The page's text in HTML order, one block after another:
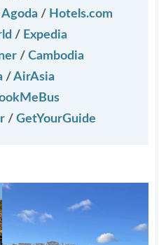
Agoda / Hotels.com
/ Expedia
/Cambodia
/AirAsia
/GetYourGuide